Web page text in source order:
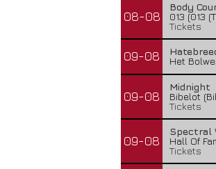
08-08
Body
013 (013
Tickets
09-08
Het
09-08
Midnight
Bibelot
Tickets
09-08
Spectral
Hall Of
Tickets